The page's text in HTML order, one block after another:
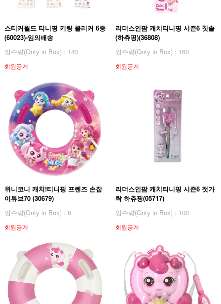
스티커월드 티니핑 키링 클리커 6종
(60023)-임의배송
입수량(Qnty in Box) : 140
회원공개
리더스인팜 캐치티니핑 시즌6 칫솔
(하츄핑)(36808)
입수량(Qnty in Box) : 160
회원공개
위니코니 캐치!티니핑 프렌즈 손잡
이튜브70 (30679)
입수량(Qnty in Box) : 8
회원공개
리더스인팜 캐치티니핑 시즌6 젓가
락 하츄핑(05717)
입수량(Qnty in Box) : 100
회원공개